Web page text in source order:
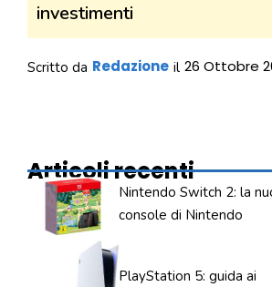
investimenti
Scritto da Redazione il 26 Ottobre
Articoli recenti
Nintendo Switch 2: la
console di Nintendo
PlayStation 5: guida ai